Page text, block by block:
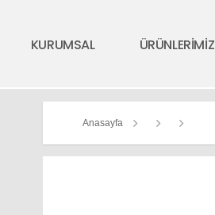
KURUMSAL ÜRÜNLERİMİZ
Anasayfa